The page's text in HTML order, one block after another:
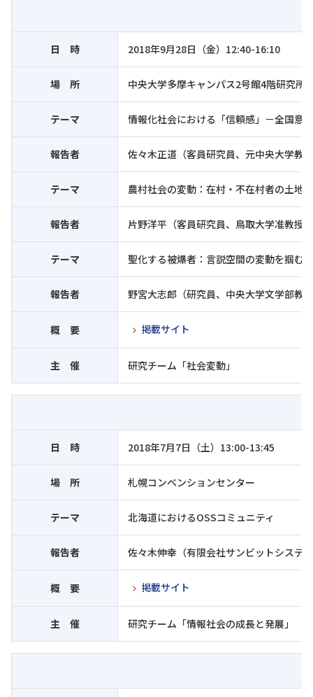
日 時 2018年9月28日（金）12:40-16:10
場 所 中央大学多摩キャンパス2号館4階研究所
テーマ 情報化社会における「信頼感」－全国意
報告者 佐々木正道（客員研究員、元中央大学教
テーマ 農村社会の変動：在村・不在村者の土地
報告者 片野洋平（客員研究員、鳥取大学准教授）
テーマ 聖化する被爆者：言説空間の変動を掴む
報告者 野宮大志郎（研究員、中央大学文学部教
概 要 掲載サイト
主 催 研究チーム「社会変動」
日 時 2018年7月7日（土）13:00-13:45
場 所 札幌コンベンションセンター
テーマ 北海道におけるOSSコミュニティ
報告者 佐々木伸幸（有限会社サンビットシステ
概 要 掲載サイト
主 催 研究チーム「情報社会の成長と発展」